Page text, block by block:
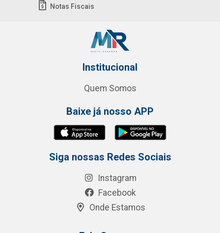
Notas Fiscais
Institucional
Quem Somos
Baixe já nosso APP
Siga nossas Redes Sociais
Instagram
Facebook
Onde Estamos